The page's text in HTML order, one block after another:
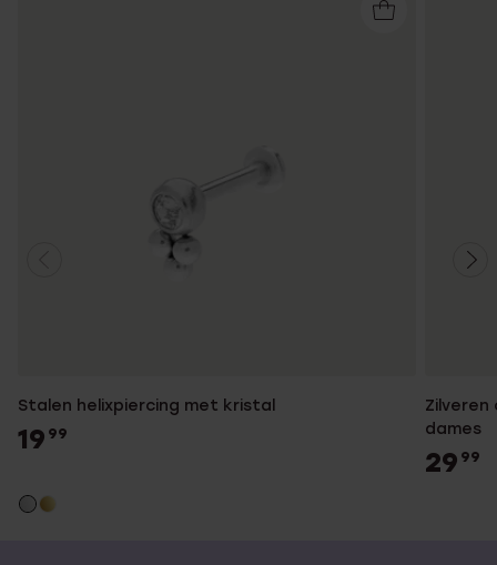
Stalen helixpiercing met kristal
19 99
dames
29 99